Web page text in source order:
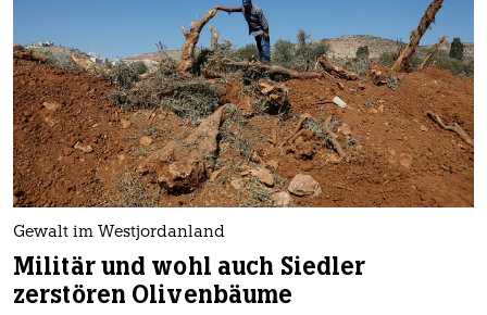
Gewalt im Westjordanland
Militär und wohl auch Siedler
zerstören Olivenbäume